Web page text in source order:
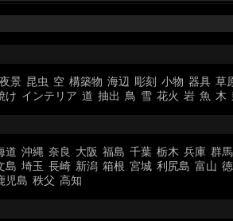
夜景 昆虫 空 構築物 海辺 彫刻 小物 器具 草
け インテリア 道 抽出 鳥 雪 花火 岩 魚 木
道 沖縄 奈良 大阪 福島 千葉 栃木 兵庫 群馬
島 埼玉 長崎 新潟 箱根 宮城 利尻島 富山
児島 秩父 高知